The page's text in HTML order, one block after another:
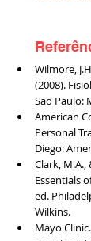
Wilmore,
(2008).
São Paulo:
American
Personal
Diego:
Clark, M.A.,
Essentials
ed.
Wilkins.
Mayo